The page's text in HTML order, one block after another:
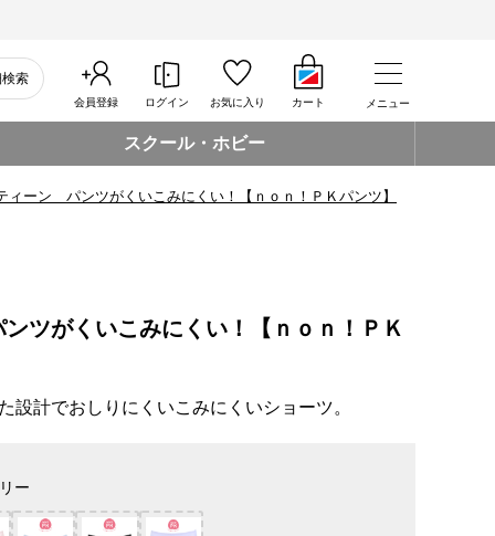
索
会員登録 ログイン お気に入り カート メニュー
スクール・ホビー
ィーン パンツがくいこみにくい！【ｎｏｎ！ＰＫパンツ】
ツがくいこみにくい！【ｎｏｎ！ＰＫ
設計でおしりにくいこみにくいショーツ。
ー